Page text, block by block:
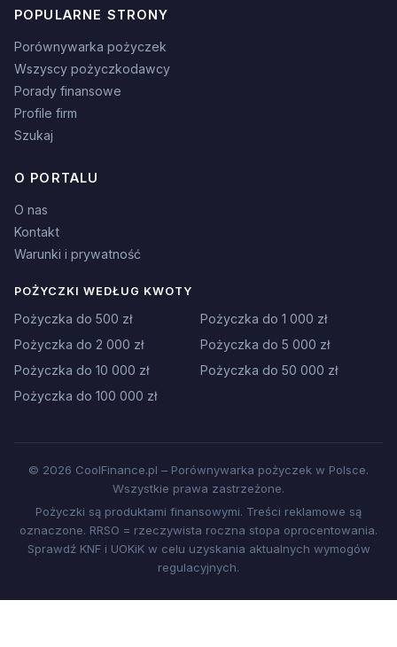
POPULARNE STRONY
Porównywarka pożyczek
Wszyscy pożyczkodawcy
Porady finansowe
Profile firm
Szukaj
O PORTALU
O nas
Kontakt
Warunki i prywatność
POŻYCZKI WEDŁUG KWOTY
Pożyczka do 500 zł
Pożyczka do 1 000 zł
Pożyczka do 2 000 zł
Pożyczka do 5 000 zł
Pożyczka do 10 000 zł
Pożyczka do 50 000 zł
Pożyczka do 100 000 zł
© 2026 CoolFinance.pl – Porównywarka pożyczek w Polsce.
Wszystkie prawa zastrzeżone.
Pożyczki są produktami finansowymi. Treści reklamowe są
oznaczone. RRSO = rzeczywista roczna stopa oprocentowania.
Sprawdź KNF i UOKiK w celu uzyskania aktualnych wymogów
regulacyjnych.